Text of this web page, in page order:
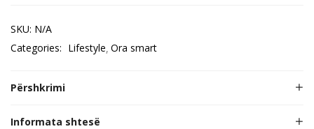
SKU: N/A
Categories: Lifestyle Ora smart
Përshkrimi
Informata shtesë